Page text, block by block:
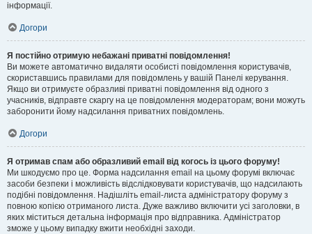
інформації.
Догори
Я постійно отримую небажані приватні повідомлення!
Ви можете автоматично видаляти особисті повідомлення користувачів,
скориставшись правилами для повідомлень у вашій Панелі керування.
Якщо ви отримуєте образливі приватні повідомлення від одного з
учасників, відправте скаргу на це повідомлення модераторам; вони можуть
заборонити йому надсилання приватних повідомлень.
Догори
Я отримав спам або образливий email від когось із цього форуму!
Ми шкодуємо про це. Форма надсилання email на цьому форумі включає
засоби безпеки і можливість відслідковувати користувачів, що надсилають
подібні повідомлення. Надішліть email-листа адміністратору форуму з
повною копією отриманого листа. Дуже важливо включити усі заголовки, в
яких міститься детальна інформація про відправника. Адміністратор
зможе у цьому випадку вжити необхідні заходи.